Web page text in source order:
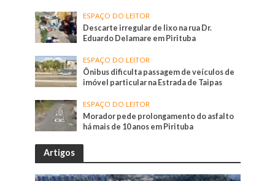
ESPAÇO DO LEITOR
Descarte irregular de lixo na rua Dr.
Eduardo Delamare em Pirituba
ESPAÇO DO LEITOR
Ônibus dificulta passagem de veículos de
imóvel particular na Estrada de Taipas
ESPAÇO DO LEITOR
Morador pede prolongamento do asfalto
há mais de 10 anos em Pirituba
Artigos